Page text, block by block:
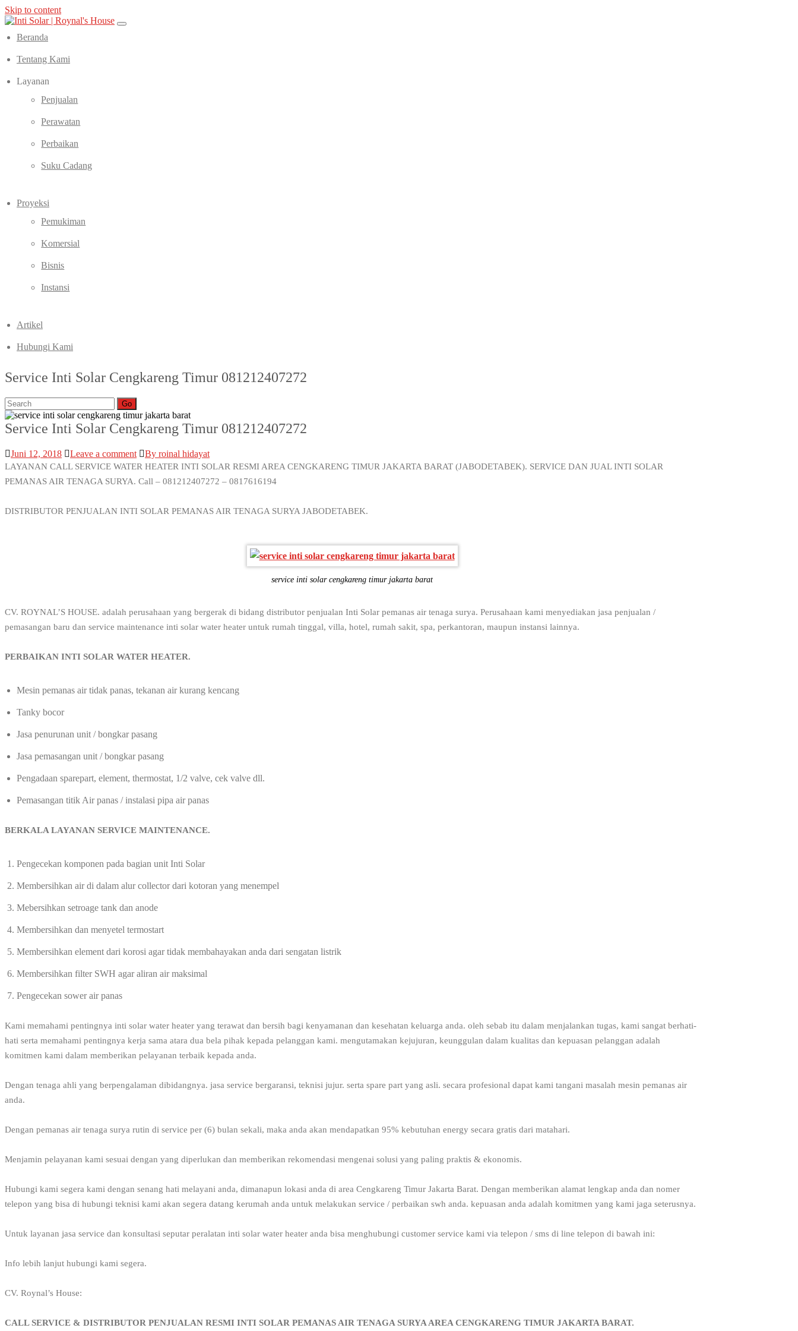
Skip to content
Inti Solar | Roynal's House
Melayani semua area Jabodetabek
Beranda
Tentang Kami
Layanan
Penjualan
Perawatan
Perbaikan
Suku Cadang
Proyeksi
Pemukiman
Komersial
Bisnis
Instansi
Artikel
Hubungi Kami
Service Inti Solar Cengkareng Timur 081212407272
Go
Service Inti Solar Cengkareng Timur 081212407272
Juni 12, 2018 Leave a comment By roinal hidayat
LAYANAN CALL SERVICE WATER HEATER INTI SOLAR RESMI AREA CENGKARENG TIMUR JAKARTA BARAT (JABODETABEK). SERVICE DAN JUAL INTI SOLAR
PEMANAS AIR TENAGA SURYA. Call – 081212407272 – 0817616194
DISTRIBUTOR PENJUALAN INTI SOLAR PEMANAS AIR TENAGA SURYA JABODETABEK.
service inti solar cengkareng timur jakarta barat
CV. ROYNAL’S HOUSE. adalah perusahaan yang bergerak di bidang distributor penjualan Inti Solar pemanas air tenaga surya. Perusahaan kami menyediakan jasa penjualan /
pemasangan baru dan service maintenance inti solar water heater untuk rumah tinggal, villa, hotel, rumah sakit, spa, perkantoran, maupun instansi lainnya.
PERBAIKAN INTI SOLAR WATER HEATER.
Mesin pemanas air tidak panas, tekanan air kurang kencang
Tanky bocor
Jasa penurunan unit / bongkar pasang
Jasa pemasangan unit / bongkar pasang
Pengadaan sparepart, element, thermostat, 1/2 valve, cek valve dll.
Pemasangan titik Air panas / instalasi pipa air panas
BERKALA LAYANAN SERVICE MAINTENANCE.
Pengecekan komponen pada bagian unit Inti Solar
Membersihkan air di dalam alur collector dari kotoran yang menempel
Mebersihkan setroage tank dan anode
Membersihkan dan menyetel termostart
Membersihkan element dari korosi agar tidak membahayakan anda dari sengatan listrik
Membersihkan filter SWH agar aliran air maksimal
Pengecekan sower air panas
Kami memahami pentingnya inti solar water heater yang terawat dan bersih bagi kenyamanan dan kesehatan keluarga anda. oleh sebab itu dalam menjalankan tugas, kami sangat berhati-
hati serta memahami pentingnya kerja sama atara dua bela pihak kepada pelanggan kami. mengutamakan kejujuran, keunggulan dalam kualitas dan kepuasan pelanggan adalah
komitmen kami dalam memberikan pelayanan terbaik kepada anda.
Dengan tenaga ahli yang berpengalaman dibidangnya. jasa service bergaransi, teknisi jujur. serta spare part yang asli. secara profesional dapat kami tangani masalah mesin pemanas air
anda.
Dengan pemanas air tenaga surya rutin di service per (6) bulan sekali, maka anda akan mendapatkan 95% kebutuhan energy secara gratis dari matahari.
Menjamin pelayanan kami sesuai dengan yang diperlukan dan memberikan rekomendasi mengenai solusi yang paling praktis & ekonomis.
Hubungi kami segera kami dengan senang hati melayani anda, dimanapun lokasi anda di area Cengkareng Timur Jakarta Barat. Dengan memberikan alamat lengkap anda dan nomer
telepon yang bisa di hubungi teknisi kami akan segera datang kerumah anda untuk melakukan service / perbaikan swh anda. kepuasan anda adalah komitmen yang kami jaga seterusnya.
Untuk layanan jasa service dan konsultasi seputar peralatan inti solar water heater anda bisa menghubungi customer service kami via telepon / sms di line telepon di bawah ini:
Info lebih lanjut hubungi kami segera.
CV. Roynal’s House:
CALL SERVICE & DISTRIBUTOR PENJUALAN RESMI INTI SOLAR PEMANAS AIR TENAGA SURYA AREA CENGKARENG TIMUR JAKARTA BARAT.